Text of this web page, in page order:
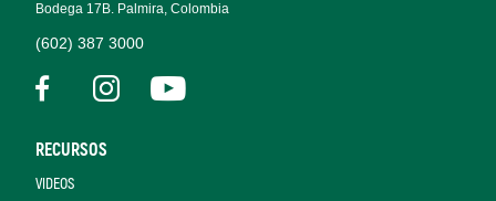
Bodega 17B. Palmira, Colombia
(602) 387 3000
RECURSOS
VIDEOS